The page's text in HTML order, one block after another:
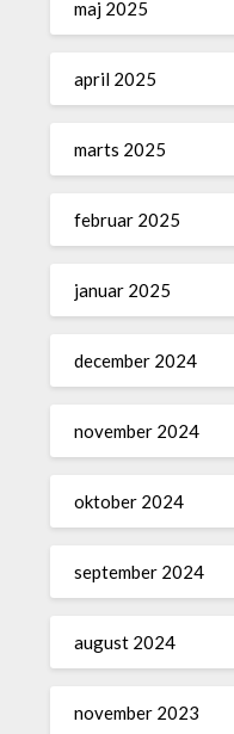
maj 2025
april 2025
marts 2025
februar 2025
januar 2025
december 2024
november 2024
oktober 2024
september 2024
august 2024
november 2023